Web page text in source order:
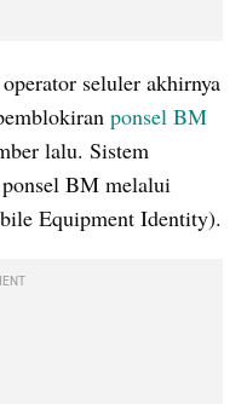
seluler akhirnya
ponsel BM
lalu. Sistem
BM melalui
Equipment Identity).